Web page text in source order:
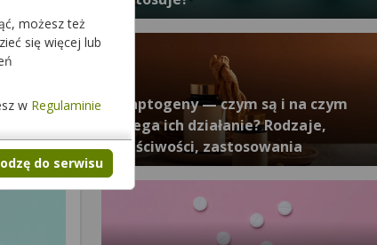
Adaptogeny — czym są i na czym
polega ich działanie? Rodzaje,
właściwości, zastosowania
możesz też
się więcej lub
w Regulaminie
do serwisu